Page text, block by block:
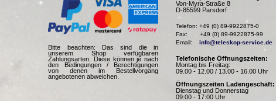
Bitte beachten: Das sind die in
unserem Shop verfügbaren
Zahlungsarten. Diese können je nach
den Bedingungen / Berechtigungen
von denen im Bestellvorgang
angebotenen abweichen.
Von-Myra-Straße 8
D-85599 Parsdorf
Telefon: +49 (0) 89-9922875-0
Fax:       +49 (0) 89-9922875-99
Email: info@teleskop-service.de
Telefonische Öffnungszeiten:
Montag bis Freitag:
09.00 - 12.00 / 13.00 - 16.00 Uhr
Öffnungszeiten Ladengeschäft:
Dienstag und Donnerstag
09:00 - 17:00 Uhr